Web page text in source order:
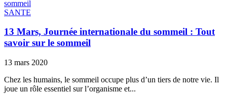
SANTE
13 Mars, Journée internationale du sommeil : Tout
savoir sur le sommeil
13 mars 2020
Chez les humains, le sommeil occupe plus d’un tiers de notre vie. Il
joue un rôle essentiel sur l’organisme et...